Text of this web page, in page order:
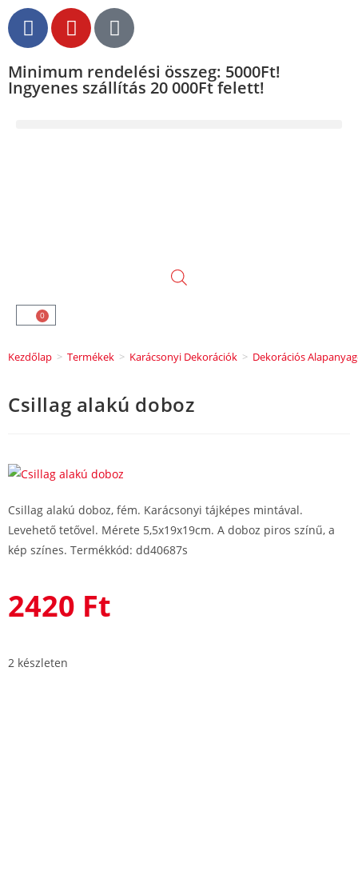
Minimum rendelési összeg: 5000Ft!
Ingyenes szállítás 20 000Ft felett!
0
Kezdőlap > Termékek > Karácsonyi Dekorációk > Dekorációs
Csillag alakú doboz
Csillag alakú doboz, fém. Karácsonyi tájképes mintával.
Levehető tetővel. Mérete 5,5x19x19cm. A doboz piros színű, a
kép színes. Termékkód: dd40687s
2420 Ft
2 készleten